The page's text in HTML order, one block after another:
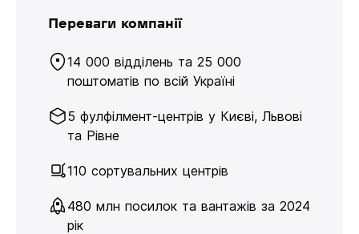
Переваги компанії
14 000 відділень та 25 000
поштоматів по всій Україні
5 фулфілмент-центрів у Києві, Львові
та Рівне
110 сортувальних центрів
480 млн посилок та вантажів за 2024
рік